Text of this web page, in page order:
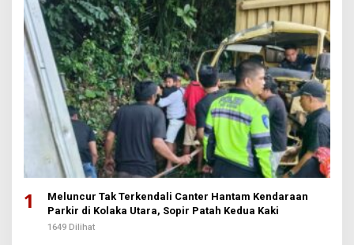
1
Meluncur Tak Terkendali Canter Hantam Kendaraan
Parkir di Kolaka Utara, Sopir Patah Kedua Kaki
1649 Dilihat